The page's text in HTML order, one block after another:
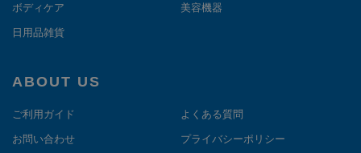
ボディケア 美容機器
日用品雑貨
ABOUT US
ご利用ガイド よくある質問
お問い合わせ プライバシーポリシー